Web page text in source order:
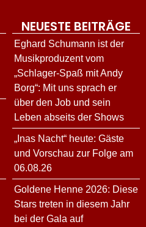
NEUESTE BEITRÄGE
Eghard Schumann ist der
Musikproduzent vom
„Schlager-Spaß mit Andy
Borg“: Mit uns sprach er
über den Job und sein
Leben abseits der Shows
„Inas Nacht“ heute: Gäste
und Vorschau zur Folge am
06.08.26
Goldene Henne 2026: Diese
Stars treten in diesem Jahr
bei der Gala auf